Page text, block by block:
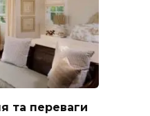
та переваги